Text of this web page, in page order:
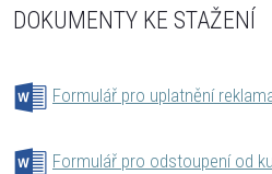
DOKUMENTY KE STAŽENÍ
Formulář pro uplatnění
Formulář pro odstoupení od